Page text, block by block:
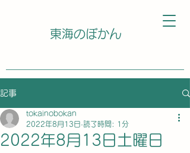
東海のぼかん
記事
2022年8月13日土曜日
tokainobokan
2022年8月13日 読了時間: 1分